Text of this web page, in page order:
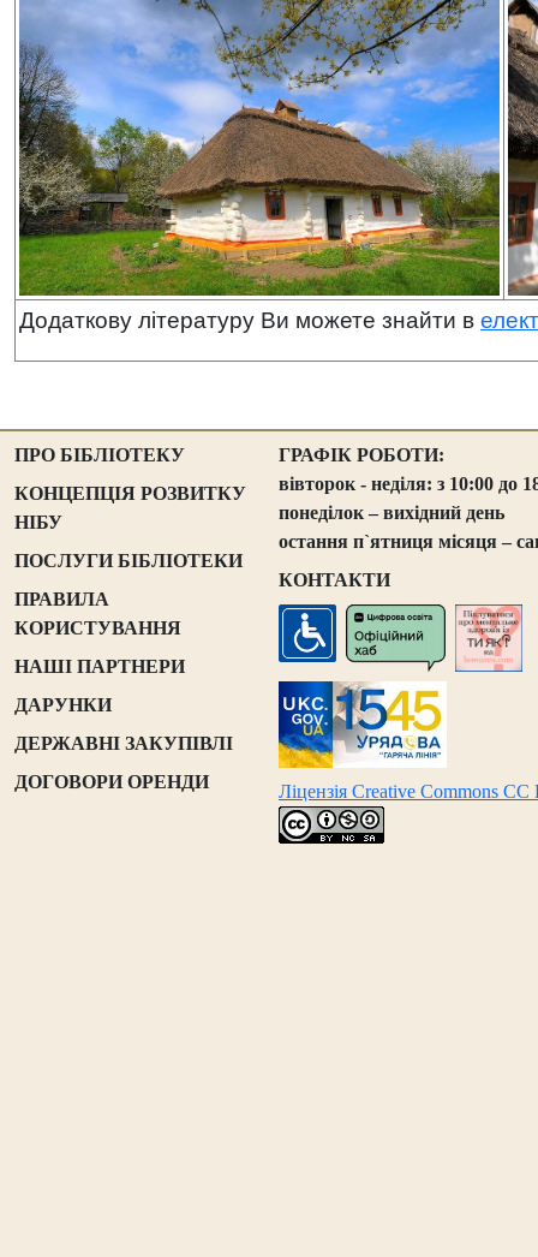
Додаткову літературу Ви можете знайти в
ПРО БІБЛІОТЕКУ
КОНЦЕПЦІЯ РОЗВИТКУ
НІБУ
ПОСЛУГИ БІБЛІОТЕКИ
ПРАВИЛА
КОРИСТУВАННЯ
НАШІ ПАРТНЕРИ
ДАРУНКИ
ДЕРЖАВНІ ЗАКУПІВЛІ
ДОГОВОРИ ОРЕНДИ
ГРАФІК РОБОТИ:
вівторок - неділя: з 10:00 до
понеділок – вихідний день
остання п`ятниця місяця –
КОНТАКТИ
Ліцензія Creative Commons